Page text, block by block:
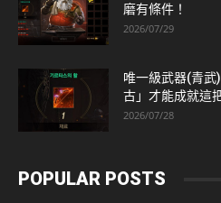
磨有條件！
2026/07/29
唯一級武器(青
古」才能成就這
2026/07/28
POPULAR POSTS